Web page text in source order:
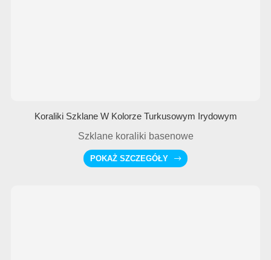
Koraliki Szklane W Kolorze Turkusowym Irydowym
Szklane koraliki basenowe
POKAŻ SZCZEGÓŁY